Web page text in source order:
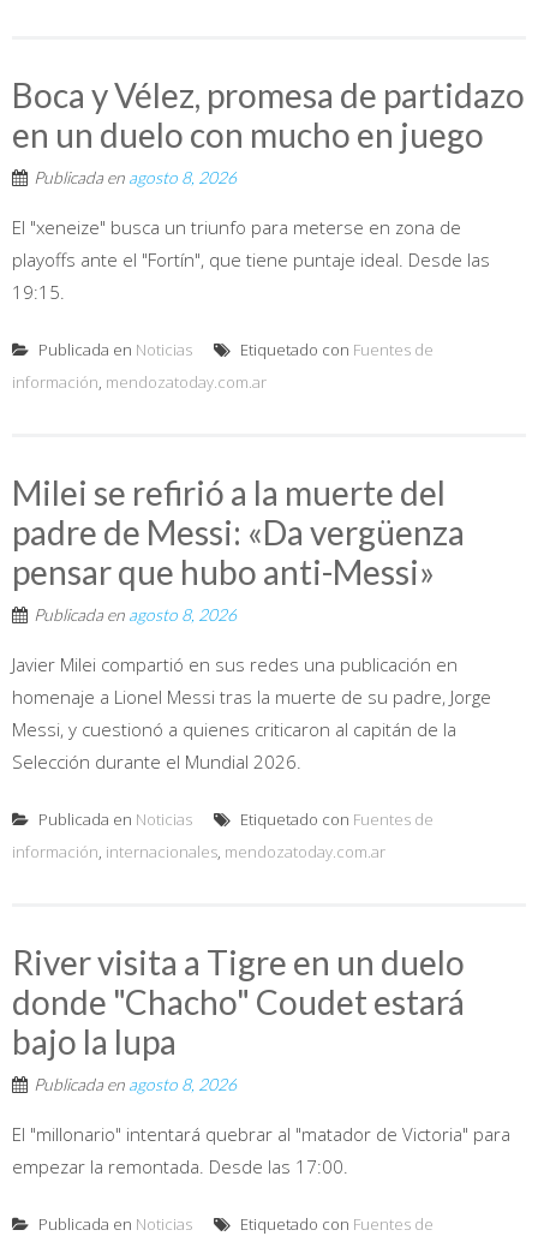
Boca y Vélez, promesa de partidazo
en un duelo con mucho en juego
Publicada en agosto 8, 2026
El "xeneize" busca un triunfo para meterse en zona de
playoffs ante el "Fortín", que tiene puntaje ideal. Desde las
19:15.
Publicada en Noticias Etiquetado con Fuentes de
información, mendozatoday.com.ar
Milei se refirió a la muerte del
padre de Messi: «Da vergüenza
pensar que hubo anti-Messi»
Publicada en agosto 8, 2026
Javier Milei compartió en sus redes una publicación en
homenaje a Lionel Messi tras la muerte de su padre, Jorge
Messi, y cuestionó a quienes criticaron al capitán de la
Selección durante el Mundial 2026.
Publicada en Noticias Etiquetado con Fuentes de
información, internacionales, mendozatoday.com.ar
River visita a Tigre en un duelo
donde "Chacho" Coudet estará
bajo la lupa
Publicada en agosto 8, 2026
El "millonario" intentará quebrar al "matador de Victoria" para
empezar la remontada. Desde las 17:00.
Publicada en Noticias Etiquetado con Fuentes de